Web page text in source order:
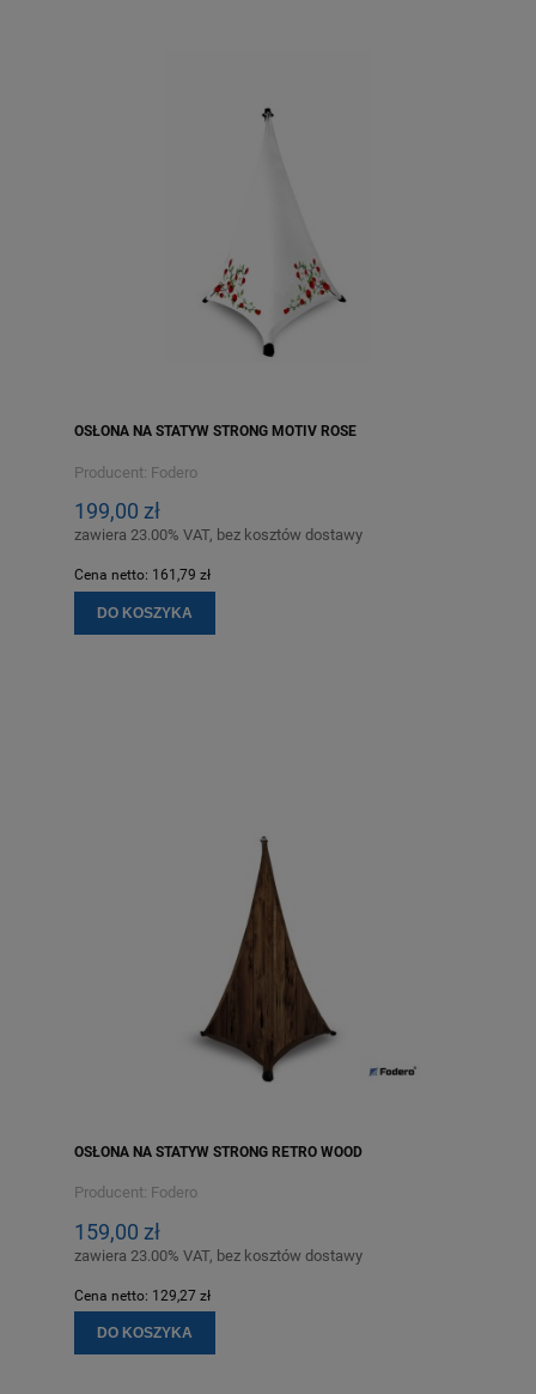
OSŁONA NA STATYW STRONG MOTIV ROSE
Producent: Fodero
199,00 zł
zawiera 23.00% VAT, bez kosztów dostawy
Cena netto: 161,79 zł
DO KOSZYKA
OSŁONA NA STATYW STRONG RETRO WOOD
Producent: Fodero
159,00 zł
zawiera 23.00% VAT, bez kosztów dostawy
Cena netto: 129,27 zł
DO KOSZYKA